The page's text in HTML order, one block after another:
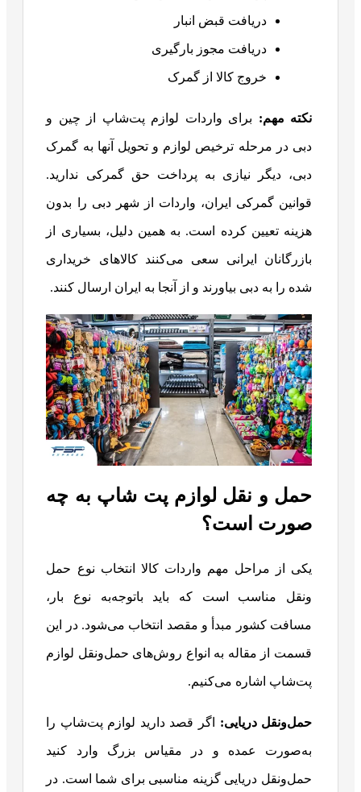
دریافت قبض انبار
دریافت مجوز بارگیری
خروج کالا از گمرک
نکته مهم: برای واردات لوازم پت‌شاپ از چین و
دبی در مرحله ترخیص لوازم و تحویل آنها به گمرک
دبی، دیگر نیازی به پرداخت حق گمرکی ندارید.
قوانین گمرکی ایران، واردات از شهر دبی را بدون
هزینه‌ تعیین کرده است. به همین دلیل، بسیاری از
بازرگانان ایرانی سعی می‌کنند کالاهای خریداری
شده را به دبی بیاورند و از آنجا به ایران ارسال کنند.
حمل و نقل لوازم پت‌ شاپ به چه
صورت است؟
یکی از مراحل مهم واردات کالا انتخاب نوع حمل
ونقل مناسب است که باید باتوجه‌به نوع بار،
مسافت کشور مبدأ و مقصد انتخاب می‌شود. در این
قسمت از مقاله به انواع روش‌های حمل‌ونقل لوازم
پت‌شاپ اشاره می‌کنیم.
حمل‌ونقل دریایی: اگر قصد دارید لوازم پت‌شاپ را
به‌صورت عمده و در مقیاس بزرگ وارد کنید
حمل‌ونقل دریایی گزینه مناسبی برای شما است. در